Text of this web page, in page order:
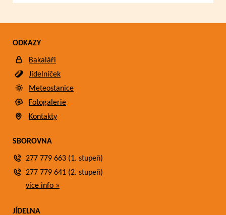
ODKAZY
Bakaláři
Jídelníček
Meteostanice
Fotogalerie
Kontakty
SBOROVNA
277 779 663 (1. stupeň)
277 779 641 (2. stupeň)
více info »
JÍDELNA